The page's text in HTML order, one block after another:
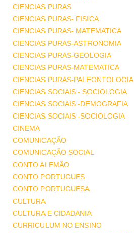
CIENCIAS PURAS
CIENCIAS PURAS- FISICA
CIENCIAS PURAS- MATEMATICA
CIENCIAS PURAS-ASTRONOMIA
CIENCIAS PURAS-GEOLOGIA
CIENCIAS PURAS-MATEMATICA
CIENCIAS PURAS-PALEONTOLOGIA
CIENCIAS SOCIAIS - SOCIOLOGIA
CIENCIAS SOCIAIS -DEMOGRAFIA
CIENCIAS SOCIAIS -SOCIOLOGIA
CINEMA
COMUNICAÇÃO
COMUNICAÇÃO SOCIAL
CONTO ALEMÃO
CONTO PORTUGUES
CONTO PORTUGUESA
CULTURA
CULTURA E CIDADANIA
CURRICULUM NO ENSINO